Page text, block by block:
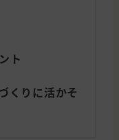
ト
くりに活かそ